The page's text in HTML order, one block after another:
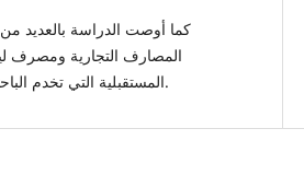
كما أوصت الدراسة بالعديد
المصارف التجارية ومصرف
المستقبلية التي تخدم الباحثين المتوقعين لزيادة المعرفة حول هذا الموضوع.